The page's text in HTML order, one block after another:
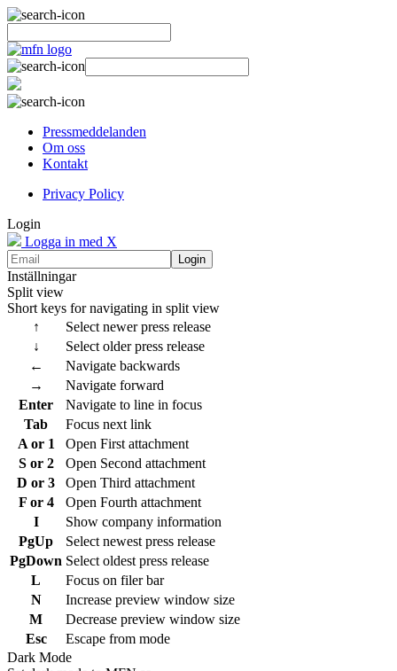
Pressmeddelanden
Om oss
Kontakt
Privacy Policy
Login
Logga in med X
Login
Inställningar
Split view
Short keys for navigating in split view
↑
Select newer press release
↓
Select older press release
←
Navigate backwards
→
Navigate forward
Enter
Navigate to line in focus
Tab
Focus next link
A or 1
Open First attachment
S or 2
Open Second attachment
D or 3
Open Third attachment
F or 4
Open Fourth attachment
I
Show company information
PgUp
Select newest press release
PgDown Select oldest press release
L
Focus on filer bar
N
Increase preview window size
M
Decrease preview window size
Esc
Escape from mode
Dark Mode